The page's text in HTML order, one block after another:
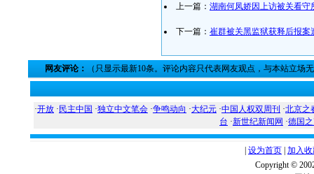
上一篇： 湖南何凤娇因上访被关看守
下一篇： 崔群被关黑监狱获释后报案
网友评论： （只显示最新10条。评论内容只代表网友观点，与本站立场
·开放 · 民主中国 ·独立中文笔会 ·争鸣动向 ·大纪元 ·中国人权双周刊 ·北京之
台 ·新世纪新闻网 ·德国
设为首页 加入
Copyright ©